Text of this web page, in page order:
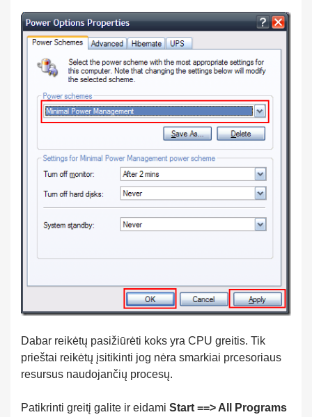
Dabar reikėtų pasižiūrėti koks yra CPU greitis. Tik
prieštai reikėtų įsitikinti jog nėra smarkiai prcesoriaus
resursus naudojančių procesų.
Patikrinti greitį galite ir eidami Start ==> All Programs